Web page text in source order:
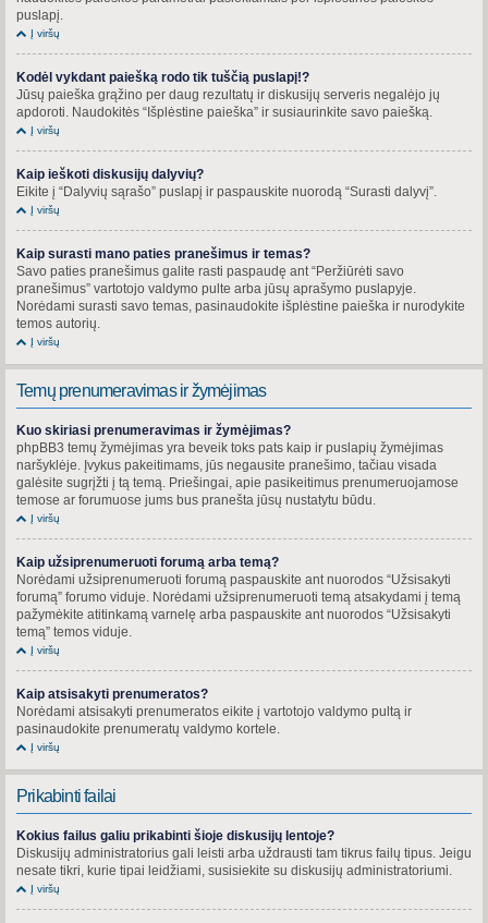
puslapį.
Į viršų
Kodėl vykdant paiešką rodo tik tuščią puslapį!?
Jūsų paieška grąžino per daug rezultatų ir diskusijų serveris negalėjo jų
apdoroti. Naudokitės “Išplėstine paieška” ir susiaurinkite savo paiešką.
Į viršų
Kaip ieškoti diskusijų dalyvių?
Eikite į “Dalyvių sąrašo” puslapį ir paspauskite nuorodą “Surasti dalyvį”.
Į viršų
Kaip surasti mano paties pranešimus ir temas?
Savo paties pranešimus galite rasti paspaudę ant “Peržiūrėti savo
pranešimus” vartotojo valdymo pulte arba jūsų aprašymo puslapyje.
Norėdami surasti savo temas, pasinaudokite išplėstine paieška ir nurodykite
temos autorių.
Į viršų
Temų prenumeravimas ir žymėjimas
Kuo skiriasi prenumeravimas ir žymėjimas?
phpBB3 temų žymėjimas yra beveik toks pats kaip ir puslapių žymėjimas
naršyklėje. Įvykus pakeitimams, jūs negausite pranešimo, tačiau visada
galėsite sugrįžti į tą temą. Priešingai, apie pasikeitimus prenumeruojamose
temose ar forumuose jums bus pranešta jūsų nustatytu būdu.
Į viršų
Kaip užsiprenumeruoti forumą arba temą?
Norėdami užsiprenumeruoti forumą paspauskite ant nuorodos “Užsisakyti
forumą” forumo viduje. Norėdami užsiprenumeruoti temą atsakydami į temą
pažymėkite atitinkamą varnelę arba paspauskite ant nuorodos “Užsisakyti
temą” temos viduje.
Į viršų
Kaip atsisakyti prenumeratos?
Norėdami atsisakyti prenumeratos eikite į vartotojo valdymo pultą ir
pasinaudokite prenumeratų valdymo kortele.
Į viršų
Prikabinti failai
Kokius failus galiu prikabinti šioje diskusijų lentoje?
Diskusijų administratorius gali leisti arba uždrausti tam tikrus failų tipus. Jeigu
nesate tikri, kurie tipai leidžiami, susisiekite su diskusijų administratoriumi.
Į viršų